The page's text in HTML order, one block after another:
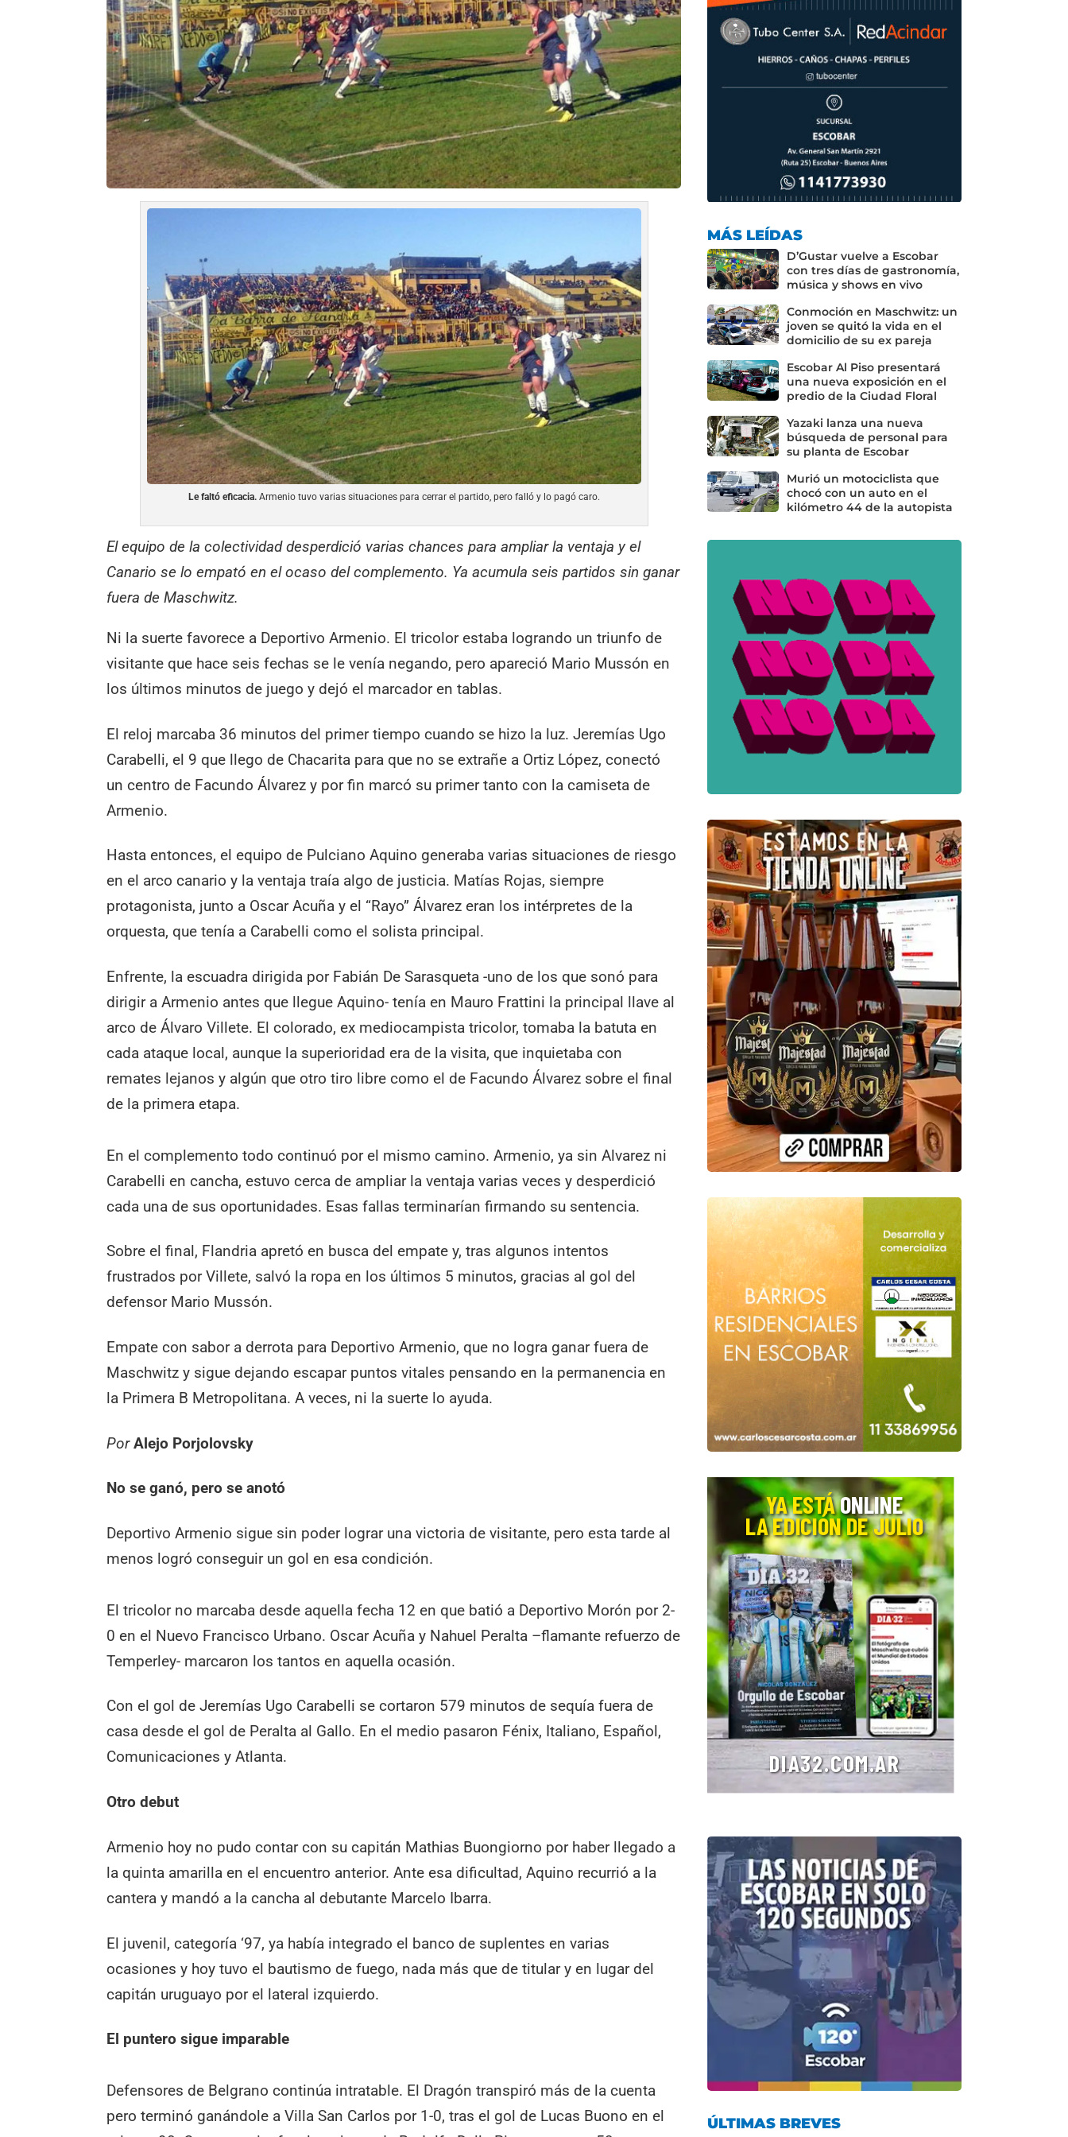
Le faltó eficacia.Armenio tuvo varias situaciones para cerrar el partido, pero falló y lo pagó caro.
El equipo de la colectividad desperdició varias chances para ampliar la ventaja y el
Canario se lo empató en el ocaso del complemento. Ya acumula seis partidos sin ganar
fuera de Maschwitz.
Ni la suerte favorece a Deportivo Armenio. El tricolor estaba logrando un triunfo de
visitante que hace seis fechas se le venía negando, pero apareció Mario Mussón en
los últimos minutos de juego y dejó el marcador en tablas.
El reloj marcaba 36 minutos del primer tiempo cuando se hizo la luz. Jeremías Ugo
Carabelli, el 9 que llego de Chacarita para que no se extrañe a Ortiz López, conectó
un centro de Facundo Álvarez y por fin marcó su primer tanto con la camiseta de
Armenio.
Hasta entonces, el equipo de Pulciano Aquino generaba varias situaciones de riesgo
en el arco canario y la ventaja traía algo de justicia. Matías Rojas, siempre
protagonista, junto a Oscar Acuña y el “Rayo” Álvarez eran los intérpretes de la
orquesta, que tenía a Carabelli como el solista principal.
Enfrente, la escuadra dirigida por Fabián De Sarasqueta -uno de los que sonó para
dirigir a Armenio antes que llegue Aquino- tenía en Mauro Frattini la principal llave al
arco de Álvaro Villete. El colorado, ex mediocampista tricolor, tomaba la batuta en
cada ataque local, aunque la superioridad era de la visita, que inquietaba con
remates lejanos y algún que otro tiro libre como el de Facundo Álvarez sobre el final
de la primera etapa.
En el complemento todo continuó por el mismo camino. Armenio, ya sin Alvarez ni
Carabelli en cancha, estuvo cerca de ampliar la ventaja varias veces y desperdició
cada una de sus oportunidades. Esas fallas terminarían firmando su sentencia.
Sobre el final, Flandria apretó en busca del empate y, tras algunos intentos
frustrados por Villete, salvó la ropa en los últimos 5 minutos, gracias al gol del
defensor Mario Mussón.
Empate con sabor a derrota para Deportivo Armenio, que no logra ganar fuera de
Maschwitz y sigue dejando escapar puntos vitales pensando en la permanencia en
la Primera B Metropolitana. A veces, ni la suerte lo ayuda.
Por Alejo Porjolovsky
No se ganó, pero se anotó
Deportivo Armenio sigue sin poder lograr una victoria de visitante, pero esta tarde al
menos logró conseguir un gol en esa condición.
El tricolor no marcaba desde aquella fecha 12 en que batió a Deportivo Morón por 2-
0 en el Nuevo Francisco Urbano. Oscar Acuña y Nahuel Peralta –flamante refuerzo de
Temperley- marcaron los tantos en aquella ocasión.
Con el gol de Jeremías Ugo Carabelli se cortaron 579 minutos de sequía fuera de
casa desde el gol de Peralta al Gallo. En el medio pasaron Fénix, Italiano, Español,
Comunicaciones y Atlanta.
Otro debut
Armenio hoy no pudo contar con su capitán Mathias Buongiorno por haber llegado a
la quinta amarilla en el encuentro anterior. Ante esa dificultad, Aquino recurrió a la
cantera y mandó a la cancha al debutante Marcelo Ibarra.
El juvenil, categoría ‘97, ya había integrado el banco de suplentes en varias
ocasiones y hoy tuvo el bautismo de fuego, nada más que de titular y en lugar del
capitán uruguayo por el lateral izquierdo.
El puntero sigue imparable
Defensores de Belgrano continúa intratable. El Dragón transpiró más de la cuenta
pero terminó ganándole a Villa San Carlos por 1-0, tras el gol de Lucas Buono en el
MÁS LEÍDAS
D’Gustar vuelve a Escobar
con tres días de gastronomía,
música y shows en vivo
Conmoción en Maschwitz: un
joven se quitó la vida en el
domicilio de su ex pareja
Escobar Al Piso presentará
una nueva exposición en el
predio de la Ciudad Floral
Yazaki lanza una nueva
búsqueda de personal para
su planta de Escobar
Murió un motociclista que
chocó con un auto en el
kilómetro 44 de la autopista
ÚLTIMAS BREVES